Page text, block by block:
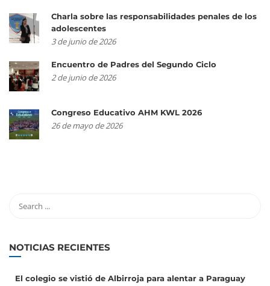
Charla sobre las responsabilidades penales de los
adolescentes
3 de junio de 2026
Encuentro de Padres del Segundo Ciclo
2 de junio de 2026
Congreso Educativo AHM KWL 2026
26 de mayo de 2026
NOTICIAS RECIENTES
El colegio se vistió de Albirroja para alentar a Paraguay